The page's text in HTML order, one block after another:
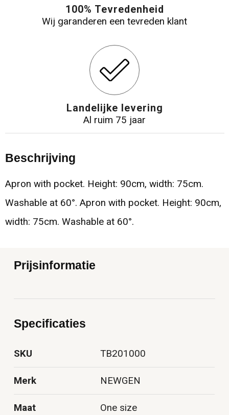
100% Tevredenheid
Wij garanderen een tevreden klant
Landelijke levering
Al ruim 75 jaar
Beschrijving
Apron with pocket. Height: 90cm, width: 75cm.
Washable at 60°. Apron with pocket. Height: 90cm,
width: 75cm. Washable at 60°.
Prijsinformatie
Specificaties
SKU TB201000
Merk NEWGEN
Maat One size